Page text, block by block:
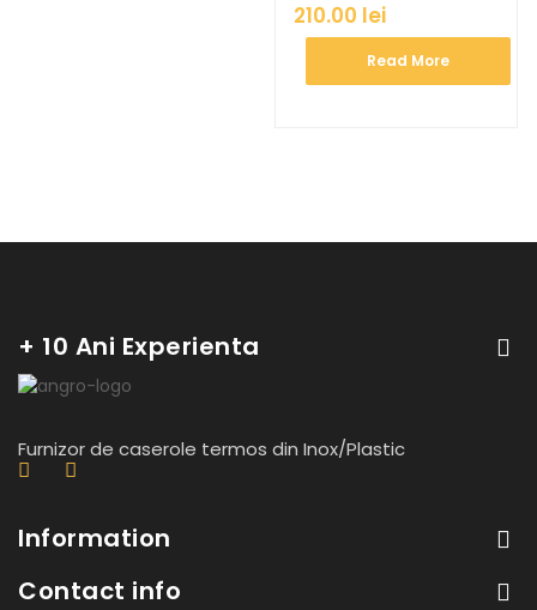
210.00 lei
Read More
+ 10 Ani Experienta
Furnizor de caserole termos din Inox/Plastic
Information
Contact info